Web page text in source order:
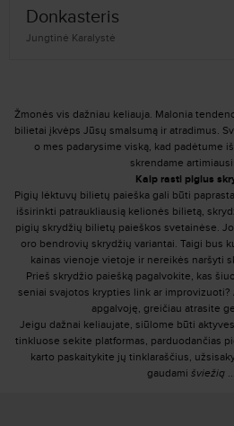
Donkasteris
Jungtinė Karalystė
Žmonės vis dažniau keliauja. Malonia
bilietai įkvėps Jūsų smalsumą ir atradimus.
o mes padarysime viską, kad padėtume
skrendame
Kaip rasti pigius
Pigių lėktuvų bilietų paieška gali būti
išsirinkti patraukliausią kelionės bilietą,
pigių skrydžių bilietų paieškos svetainėse.
oro bendrovių skrydžių variantai. Taigi bus
kainas vienoje vietoje ir nereikės naršyti
Prieš skrydžio paiešką pagalvokite, kas
seniai svajotos krypties link ar improvizuoti?
apgalvoję, greičiau atrasite
Jeigu dažnai keliaujate, siūlome būti
tinkluose sekite platformas, parduodančias
karto paskaitykite jų tinklaraščius,
gaudami šviežią ...